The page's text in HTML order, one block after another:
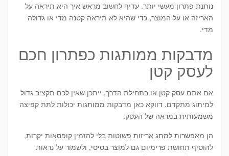
נותנת פתרון מעשי יותר. עדיף לחשוב מראש איך היא תיראה על
האריזה או על המוצר, כדי שהיא לא תיראה קטנה מדי או גדולה
מדי.
מדבקות ממותגות כפתרון חכם
לעסק קטן
אם אתם עסק קטן או בתחילת הדרך, ייתכן שאין לכם תקציב גדול
למיתוג מתקדם. דווקא כאן מדבקות ממותגות יכולות לתת קפיצה
משמעותית במראה של העסק.
הן מאפשרות למתג אריזות פשוטות בלי להזמין קופסאות יקרות,
להוסיף תחושת פרימיום גם למוצר בסיסי, ולשמור על נראות